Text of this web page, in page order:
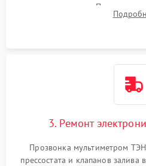
амортизаторов. Проверка
крестовины на износ, а
3. Ремонт
Прозвонка мультиметром
прессостата и клапанов